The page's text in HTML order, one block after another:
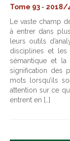
Tome 93 - 2018/
Le vaste champ
à entrer dans
leurs outils
disciplines et
sémantique et la
signification des
mots lorsqu’ils
attention sur ce
entrent en […]